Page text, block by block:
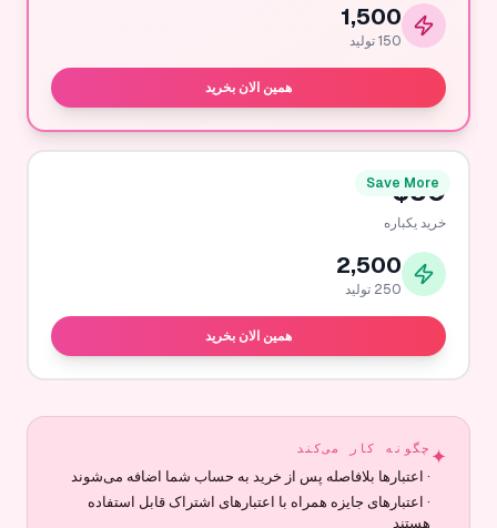
1,500
150تولید
همین الان بخرید
Save More
$50
خرید یکباره
2,500
250 تولید
همین الان بخرید
✦ چگونه کار می‌کند
· اعتبارها بلافاصله پس از خرید به حساب شما اضافه می‌شوند
· اعتبارهای جایزه همراه با اعتبارهای اشتراک قابل استفاده
هستند